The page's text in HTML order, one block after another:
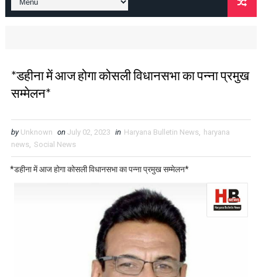
*डहीना में आज होगा कोसली विधानसभा का पन्ना प्रमुख
सम्मेलन*
by Unknown on July 02, 2023 in Haryana Bulletin News, haryana
news, Social News
*डहीना में आज होगा कोसली विधानसभा का पन्ना प्रमुख सम्मेलन*